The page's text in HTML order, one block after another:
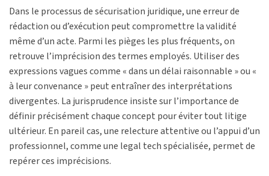
Dans le processus de sécurisation juridique, une erreur de
rédaction ou d’exécution peut compromettre la validité
même d’un acte. Parmi les pièges les plus fréquents, on
retrouve l’imprécision des termes employés. Utiliser des
expressions vagues comme « dans un délai raisonnable » ou «
à leur convenance » peut entraîner des interprétations
divergentes. La jurisprudence insiste sur l’importance de
définir précisément chaque concept pour éviter tout litige
ultérieur. En pareil cas, une relecture attentive ou l’appui d’un
professionnel, comme une legal tech spécialisée, permet de
repérer ces imprécisions.